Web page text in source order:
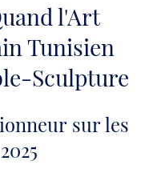
l'Art
Tunisien
Sculpture
sur les